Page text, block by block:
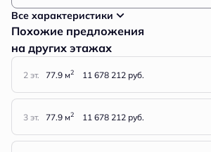
Все характеристики
Похожие предложения
на других этажах
2 эт. 77.9 м2 11 678 212 руб.
3 эт. 77.9 м2 11 678 212 руб.